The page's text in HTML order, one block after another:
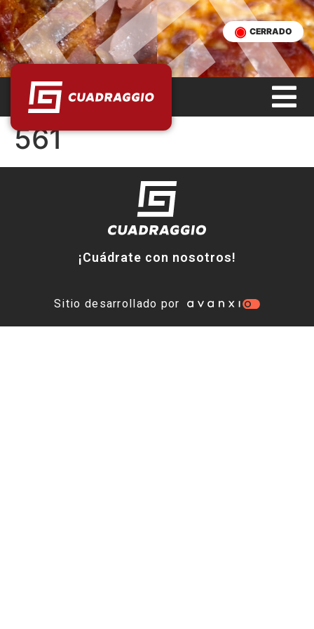
CERRADO
561
¡Cuádrate con nosotros!
Sitio desarrollado por